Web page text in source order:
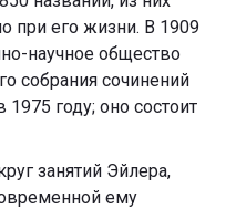
при его жизни. В 1909
научное общество
собрания сочинений
году; оно состоит
занятий Эйлера,
ему